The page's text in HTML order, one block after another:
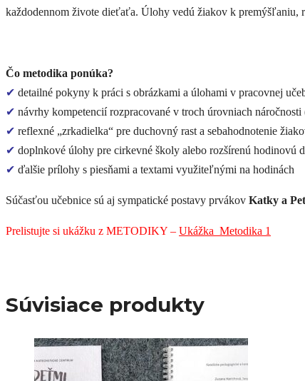
každodennom živote dieťaťa. Úlohy vedú žiakov k premýšľaniu,
Čo metodika ponúka?
✔ detailné pokyny k práci s obrázkami a úlohami v pracovnej
✔ návrhy kompetencií rozpracované v troch úrovniach
✔ reflexné „zrkadielka“ pre duchovný rast a sebahodnotenie
✔ doplnkové úlohy pre cirkevné školy alebo rozšírenú
✔ ďalšie prílohy s piesňami a textami využiteľnými na hodinách
Súčasťou učebnice sú aj sympatické postavy prvákov Katky a
Prelistujte si ukážku z METODIKY – Ukážka_Metodika 1
Súvisiace produkty